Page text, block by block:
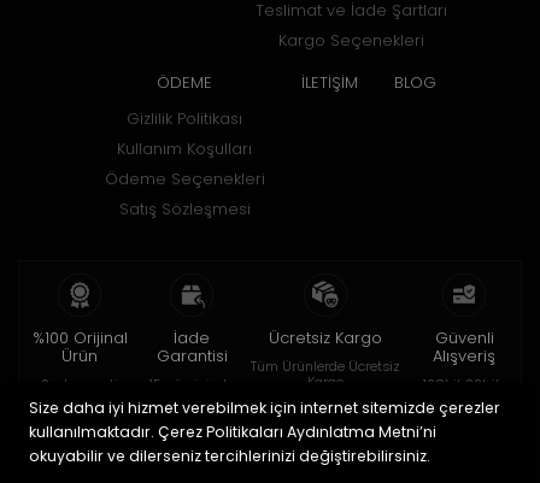
Teslimat ve İade Şartları
Kargo Seçenekleri
ÖDEME
Gizlilik Politikası
Kullanım Koşulları
Ödeme Seçenekleri
Satış Sözleşmesi
İLETİŞİM BLOG
%100 Orijinal
Ürün
2 yıl garanti
İade
Garantisi
15 gün içinde
Ücretsiz Kargo
Tüm Ürünlerde Ücretsiz
Kargo
Güvenli
Alışveriş
128bit SSL ile
© 2020HOROBOX SHOP. Tüm hakları saklıdır.
Size daha iyi hizmet verebilmek için internet sitemizde çerezler
kullanılmaktadır. Çerez Politikaları Aydınlatma Metni’ni
okuyabilir ve dilerseniz tercihlerinizi değiştirebilirsiniz.